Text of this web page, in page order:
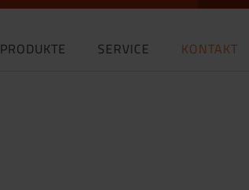
PRODUKTE SERVICE KONTAKT